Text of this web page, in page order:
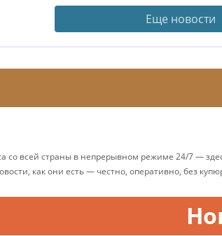
Еще новости
со всей страны в непрерывном режиме 24/7 —
как они есть — честно, оперативно, без